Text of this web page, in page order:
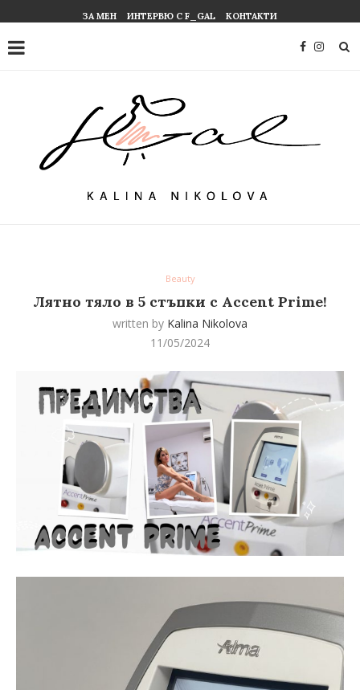
ЗА МЕН ИНТЕРВЮ С F_GAL КОНТАКТИ
Beauty
Лятно тяло в 5 стъпки с Accent Prime!
written by Kalina Nikolova
11/05/2024